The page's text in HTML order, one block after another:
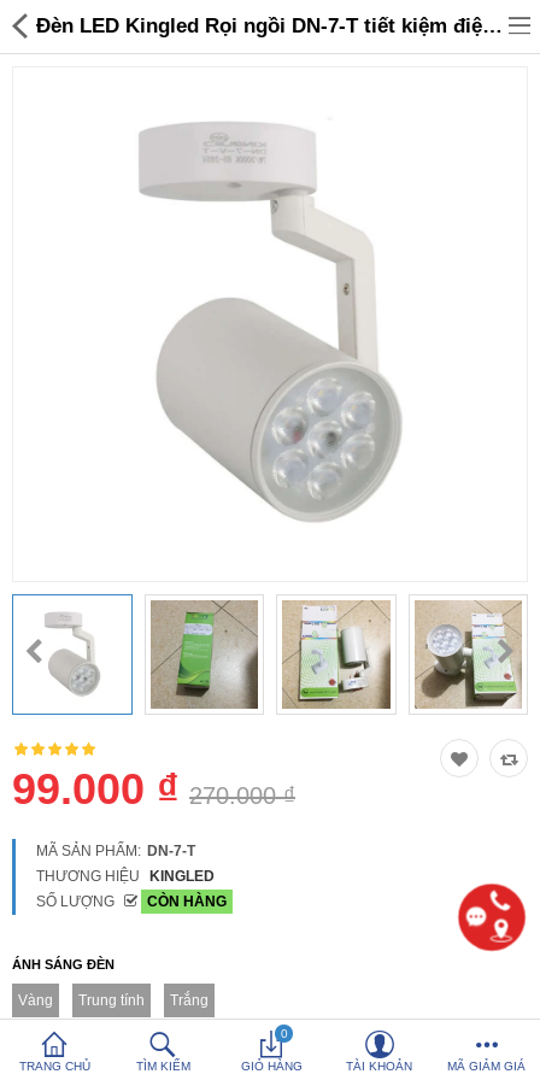
So sánh Yêu thích (0)
Hotline: 0816 505 655
Tải App SanHangRe nhận Quà
TRANG CHỦ TÌM KIẾM
0
GIỎ HÀNG TÀI KHOẢN MÃ GIẢM GIÁ
Đèn LED Kingled Rọi ngồi DN-7-T tiết kiệm điện 7w màu trắng bảo hành 03 tháng - 99,000 | Sanhangre
99.000 ₫ 270.000 ₫
MÃ SẢN PHẨM: DN-7-T
THƯƠNG HIỆU
KINGLED
SỐ LƯỢNG
CÒN HÀNG
ÁNH SÁNG ĐÈN
Vàng Trung tính Trắng